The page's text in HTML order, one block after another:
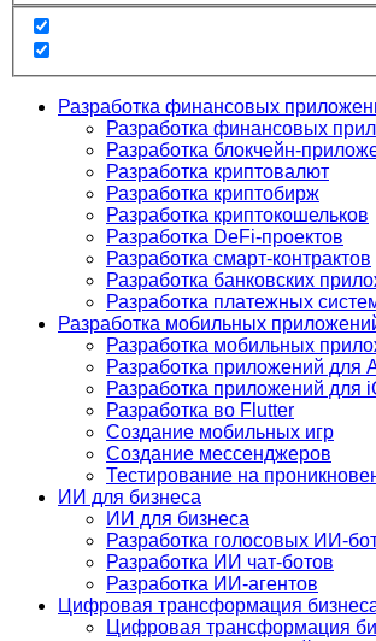
Разработка финансовых
Разработка финансовых
Разработка блокчейн-
Разработка криптовалют
Разработка криптобирж
Разработка криптокошельков
Разработка DeFi-проектов
Разработка смарт-контрактов
Разработка банковских
Разработка платежных
Разработка мобильных
Разработка мобильных
Разработка приложений для
Разработка приложений для
Разработка во Flutter
Создание мобильных игр
Создание мессенджеров
Тестирование на
ИИ для бизнеса
ИИ для бизнеса
Разработка голосовых ИИ-
Разработка ИИ чат-ботов
Разработка ИИ-агентов
Цифровая трансформация
Цифровая трансформация